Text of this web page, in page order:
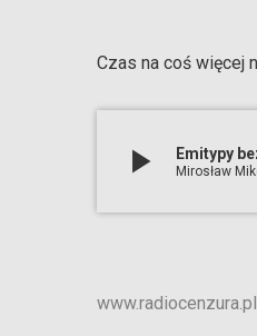
Czas na coś więcej
play_arrow Emitypy
Mirosław
www.radiocenzura.pl